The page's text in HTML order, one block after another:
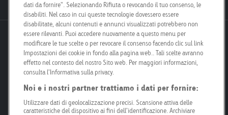
Goldbach Neo OOH AG
Bösch 67
6331 Hünenberg
info@goldbachneo.com
dati da fornire". Selezionando Rifiuta o revocando il tuo consenso, le
disabiliti. Nel caso in cui queste tecnologie dovessero essere
disabilitate, alcuni contenuti e annunci visualizzati potrebbero non
essere rilevanti. Puoi accedere nuovamente a questo menu per
modificare le tue scelte o per revocare il consenso facendo clic sul link
Impostazioni dei cookie in fondo alla pagina web.. Tali scelte avranno
effetto nel contesto del nostro Sito web. Per maggiori informazioni,
consulta l'Informativa sulla privacy.
Noi e i nostri partner trattiamo i dati per fornire:
Utilizzare dati di geolocalizzazione precisi. Scansione attiva delle
caratteristiche del dispositivo ai fini dell’identificazione. Archiviare